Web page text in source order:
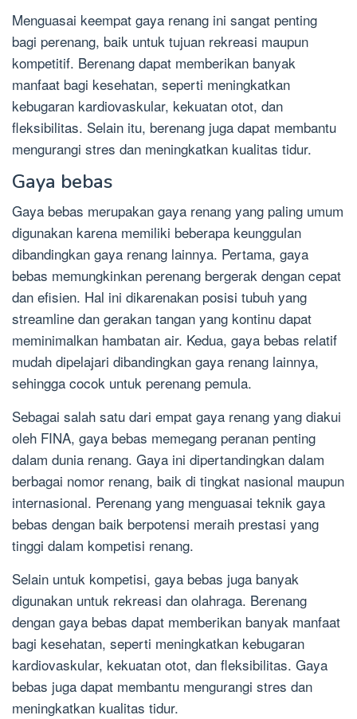
Menguasai keempat gaya renang ini sangat penting
bagi perenang, baik untuk tujuan rekreasi maupun
kompetitif. Berenang dapat memberikan banyak
manfaat bagi kesehatan, seperti meningkatkan
kebugaran kardiovaskular, kekuatan otot, dan
fleksibilitas. Selain itu, berenang juga dapat membantu
mengurangi stres dan meningkatkan kualitas tidur.
Gaya bebas
Gaya bebas merupakan gaya renang yang paling umum
digunakan karena memiliki beberapa keunggulan
dibandingkan gaya renang lainnya. Pertama, gaya
bebas memungkinkan perenang bergerak dengan cepat
dan efisien. Hal ini dikarenakan posisi tubuh yang
streamline dan gerakan tangan yang kontinu dapat
meminimalkan hambatan air. Kedua, gaya bebas relatif
mudah dipelajari dibandingkan gaya renang lainnya,
sehingga cocok untuk perenang pemula.
Sebagai salah satu dari empat gaya renang yang diakui
oleh FINA, gaya bebas memegang peranan penting
dalam dunia renang. Gaya ini dipertandingkan dalam
berbagai nomor renang, baik di tingkat nasional maupun
internasional. Perenang yang menguasai teknik gaya
bebas dengan baik berpotensi meraih prestasi yang
tinggi dalam kompetisi renang.
Selain untuk kompetisi, gaya bebas juga banyak
digunakan untuk rekreasi dan olahraga. Berenang
dengan gaya bebas dapat memberikan banyak manfaat
bagi kesehatan, seperti meningkatkan kebugaran
kardiovaskular, kekuatan otot, dan fleksibilitas. Gaya
bebas juga dapat membantu mengurangi stres dan
meningkatkan kualitas tidur.